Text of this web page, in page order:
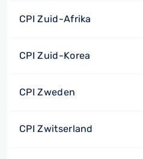
CPI Zuid-Afrika
CPI Zuid-Korea
CPI Zweden
CPI Zwitserland